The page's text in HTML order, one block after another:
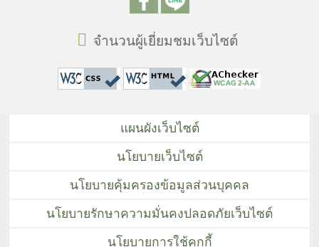
จำนวนผู้เยี่ยมชมเว็บไซต์
แผนผังเว็บไซต์
นโยบายเว็บไซต์
นโยบายคุ้มครองข้อมูลส่วนบุคคล
นโยบายรักษาความมั่นคงปลอดภัยเว็บไซต์
นโยบายการใช้คุกกี้